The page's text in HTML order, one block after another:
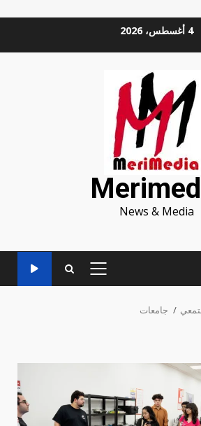
4 أغسطس، 2026
News & Media
PRIMARY
جامعات